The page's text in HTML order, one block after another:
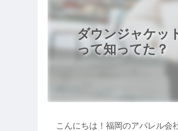
ダウンジャケッ
って知ってた？
こんにちは！福岡のアパレル会